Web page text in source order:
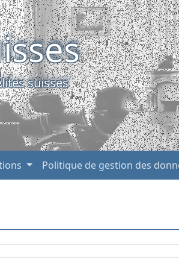
suisses
Politique de gestion des